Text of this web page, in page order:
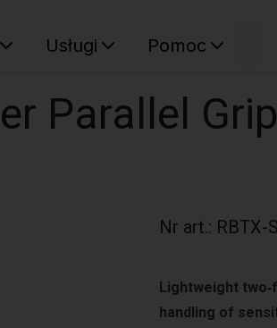
Usługi Pomoc
Parallel
Nr art.: RBTX-
Lightweight
handling of